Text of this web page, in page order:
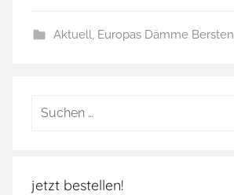
Aktuell Europas Dämme Bersten
Suchen
jetzt bestellen!